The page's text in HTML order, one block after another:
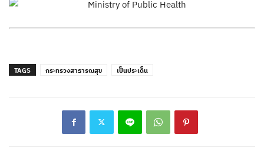
TAGS กระทรวงสาธารณสุข เป็นประเด็น